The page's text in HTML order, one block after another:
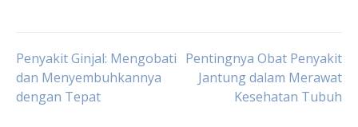
Post
navigation
Penyakit Ginjal: Mengobati
dan Menyembuhkannya
dengan Tepat
Pentingnya Obat Penyakit
Jantung dalam Merawat
Kesehatan Tubuh